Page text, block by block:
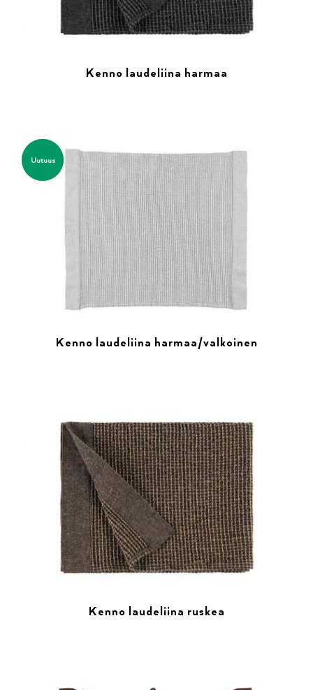
Kenno laudeliina harmaa
Uutuus
Kenno laudeliina harmaa/valkoinen
Kenno laudeliina ruskea